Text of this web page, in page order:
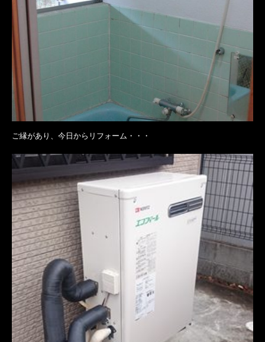
ご縁があり、今日からリフォーム・・・